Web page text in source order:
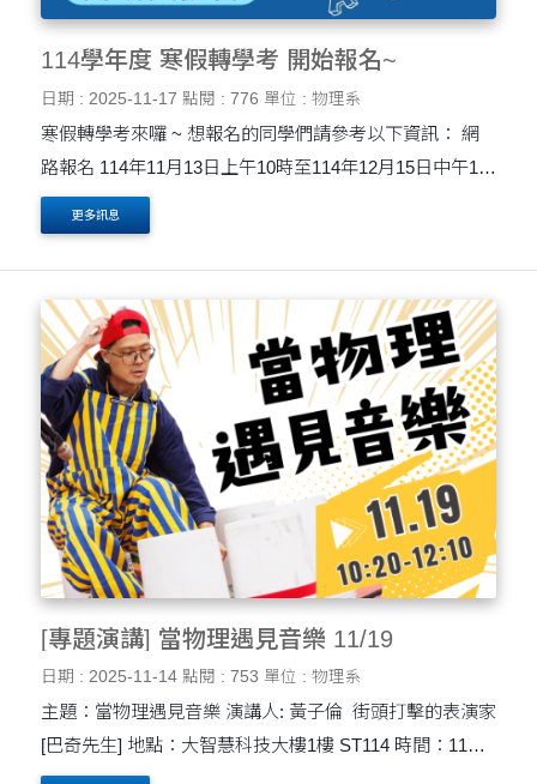
114學年度 寒假轉學考 開始報名~
日期 : 2025-11-17 點閱 : 776 單位 : 物理系
寒假轉學考來囉 ~ 想報名的同學們請參考以下資訊： 網
路報名 114年11月13日上午10時至114年12月15日中午12
時 繳交報名費 114年12月15日下午3時前 審查資料網路
上傳期限 114年12月16日下午5時前網路....
更多訊息
[專題演講] 當物理遇見音樂 11/19
日期 : 2025-11-14 點閱 : 753 單位 : 物理系
主題：當物理遇見音樂 演講人: 黃子倫 街頭打擊的表演家
[巴奇先生] 地點：大智慧科技大樓1樓 ST114 時間：11月
19日 週三 10:20至12:10 這次我們邀請到街頭打擊表演家